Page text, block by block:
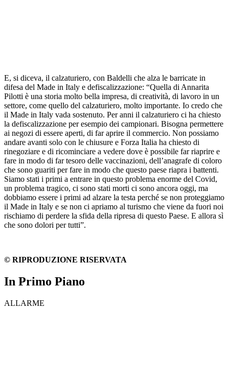
E, si diceva, il calzaturiero, con Baldelli che alza le barricate in
difesa del Made in Italy e defiscalizzazione: “Quella di Annarita
Pilotti è una storia molto bella impresa, di creatività, di lavoro in un
settore, come quello del calzaturiero, molto importante. Io credo che
il Made in Italy vada sostenuto. Per anni il calzaturiero ci ha chiesto
la defiscalizzazione per esempio dei campionari. Bisogna permettere
ai negozi di essere aperti, di far aprire il commercio. Non possiamo
andare avanti solo con le chiusure e Forza Italia ha chiesto di
rinegoziare e di ricominciare a vedere dove è possibile far riaprire e
fare in modo di far tesoro delle vaccinazioni, dell’anagrafe di coloro
che sono guariti per fare in modo che questo paese riapra i battenti.
Siamo stati i primi a entrare in questo problema enorme del Covid,
un problema tragico, ci sono stati morti ci sono ancora oggi, ma
dobbiamo essere i primi ad alzare la testa perché se non proteggiamo
il Made in Italy e se non ci apriamo al turismo che viene da fuori noi
rischiamo di perdere la sfida della ripresa di questo Paese. E allora sì
che sono dolori per tutti”.
© RIPRODUZIONE RISERVATA
In Primo Piano
ALLARME